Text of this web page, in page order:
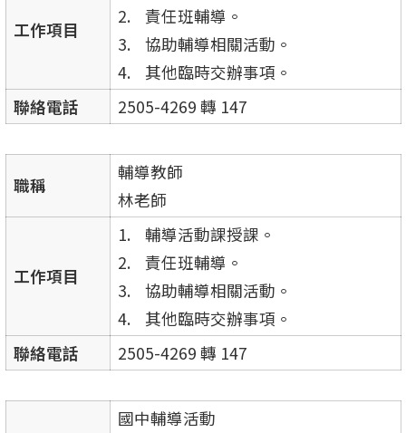
工作項目
責任班輔導。
協助輔導相關活動。
其他臨時交辦事項。
聯絡電話
2505-4269 轉 147
職稱
輔導教師
林老師
工作項目
輔導活動課授課。
責任班輔導。
協助輔導相關活動。
其他臨時交辦事項。
聯絡電話
2505-4269 轉 147
國中輔導活動